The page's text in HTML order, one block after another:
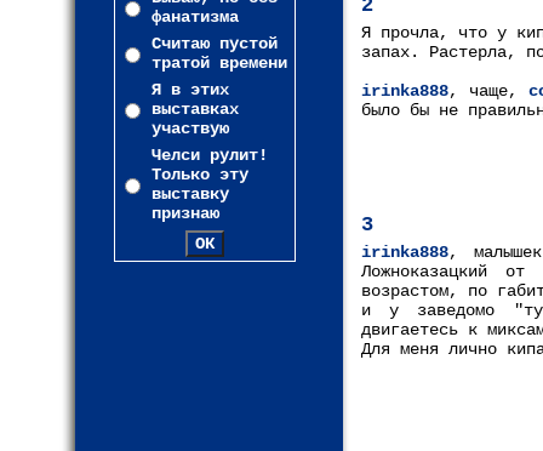
фанатизма
Считаю пустой
тратой времени
Я в этих
выставках
участвую
Челси рулит!
Только эту
выставку
признаю
2
Я прочла, что у
запах. Растерла,
irinka888, чаще,
было бы не
3
irinka888,
Ложноказацкий
возрастом, по
и у заведомо
двигаетесь к
Для меня лично